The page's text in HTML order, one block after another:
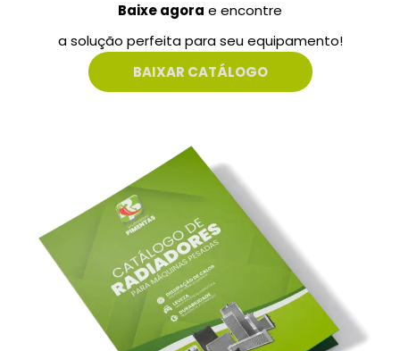
Baixe agora e encontre
a solução perfeita para seu equipamento!
BAIXAR CATÁLOGO